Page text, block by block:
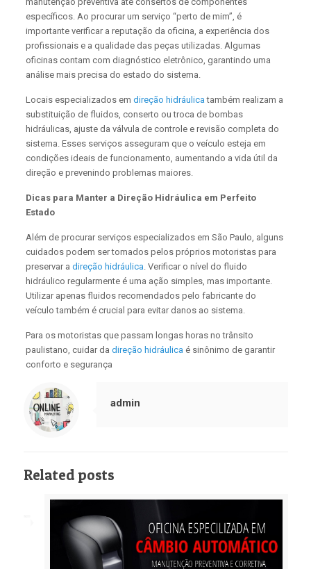
específicos. Ao procurar um serviço “perto de mim”, é
importante verificar a reputação da oficina, a experiência dos
profissionais e a qualidade das peças utilizadas. Algumas
oficinas contam com diagnóstico eletrônico, garantindo uma
análise mais precisa do estado do sistema.
Locais especializados emdireção hidráulica também realizam a
substituição de fluidos, conserto ou troca de bombas
hidráulicas, ajuste da válvula de controle e revisão completa do
sistema. Esses serviços asseguram que o veículo esteja em
condições ideais de funcionamento, aumentando a vida útil da
direção e prevenindo problemas maiores.
Dicas para Manter a Direção Hidráulica em Perfeito
Estado
Além de procurar serviços especializados em São Paulo, alguns
cuidados podem ser tomados pelos próprios motoristas para
preservar adireção hidráulica. Verificar o nível do fluido
hidráulico regularmente é uma ação simples, mas importante.
Utilizar apenas fluidos recomendados pelo fabricante do
veículo também é crucial para evitar danos ao sistema.
Para os motoristas que passam longas horas no trânsito
paulistano, cuidar dadireção hidráulica é sinônimo de garantir
conforto e segurança
admin
Related posts